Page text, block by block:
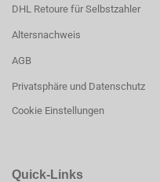
DHL Retoure für Selbstzahler
Altersnachweis
AGB
Privatsphäre und Datenschutz
Cookie Einstellungen
Quick-Links